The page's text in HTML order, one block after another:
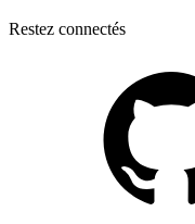
Restez connectés